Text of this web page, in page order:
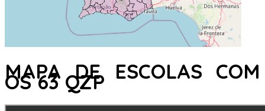
MAPA DE ESCOLAS COM
OS 63 QZP